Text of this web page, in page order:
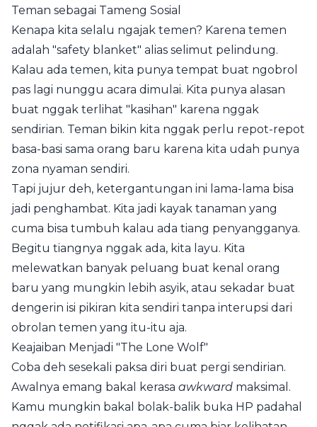
Teman sebagai Tameng Sosial
Kenapa kita selalu ngajak temen? Karena temen
adalah "safety blanket" alias selimut pelindung.
Kalau ada temen, kita punya tempat buat ngobrol
pas lagi nunggu acara dimulai. Kita punya alasan
buat nggak terlihat "kasihan" karena nggak
sendirian. Teman bikin kita nggak perlu repot-repot
basa-basi sama orang baru karena kita udah punya
zona nyaman sendiri.
Tapi jujur deh, ketergantungan ini lama-lama bisa
jadi penghambat. Kita jadi kayak tanaman yang
cuma bisa tumbuh kalau ada tiang penyangganya.
Begitu tiangnya nggak ada, kita layu. Kita
melewatkan banyak peluang buat kenal orang
baru yang mungkin lebih asyik, atau sekadar buat
dengerin isi pikiran kita sendiri tanpa interupsi dari
obrolan temen yang itu-itu aja.
Keajaiban Menjadi "The Lone Wolf"
Coba deh sesekali paksa diri buat pergi sendirian.
Awalnya emang bakal kerasa awkward maksimal.
Kamu mungkin bakal bolak-balik buka HP padahal